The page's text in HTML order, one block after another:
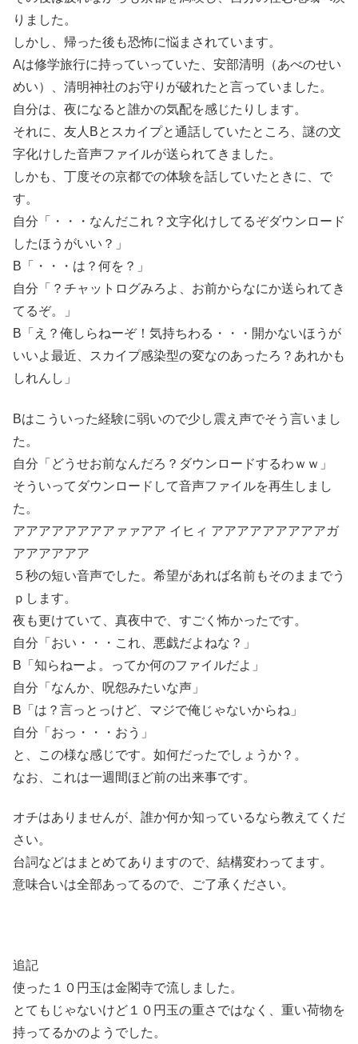
りました。
しかし、帰った後も恐怖に悩まされています。
Aは修学旅行に持っていっていた、安部清明（あべのせい
めい）、清明神社のお守りが破れたと言っていました。
自分は、夜になると誰かの気配を感じたりします。
それに、友人Bとスカイプと通話していたところ、謎の文
字化けした音声ファイルが送られてきました。
しかも、丁度その京都での体験を話していたときに、で
す。
自分「・・・なんだこれ？文字化けしてるぞダウンロード
したほうがいい？」
B「・・・は？何を？」
自分「？チャットログみろよ、お前からなにか送られてき
てるぞ。」
B「え？俺しらねーぞ！気持ちわる・・・開かないほうが
いいよ最近、スカイプ感染型の変なのあったろ？あれかも
しれんし」
Bはこういった経験に弱いので少し震え声でそう言いまし
た。
自分「どうせお前なんだろ？ダウンロードするわｗｗ」
そういってダウンロードして音声ファイルを再生しまし
た。
アアアアアアアアァァアア イヒィ アアアアアアアアアガ
アアアアアア
５秒の短い音声でした。希望があれば名前もそのままでう
ｐします。
夜も更けていて、真夜中で、すごく怖かったです。
自分「おい・・・これ、悪戯だよねな？」
B「知らねーよ。ってか何のファイルだよ」
自分「なんか、呪怨みたいな声」
B「は？言っとっけど、マジで俺じゃないからね」
自分「おっ・・・おう」
と、この様な感じです。如何だったでしょうか？。
なお、これは一週間ほど前の出来事です。
オチはありませんが、誰か何か知っているなら教えてくだ
さい。
台詞などはまとめてありますので、結構変わってます。
意味合いは全部あってるので、ご了承ください。
追記
使った１０円玉は金閣寺で流しました。
とてもじゃないけど１０円玉の重さではなく、重い荷物を
持ってるかのようでした。